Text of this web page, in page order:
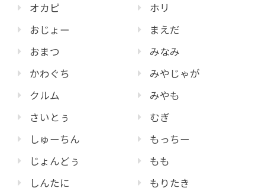
オカピ
おじょー
おまつ
かわぐち
クルム
さいとぅ
しゅーちん
じょんどぅ
しんたに
ホリ
まえだ
みなみ
みやじゃが
みやも
むぎ
もっちー
もも
もりたき